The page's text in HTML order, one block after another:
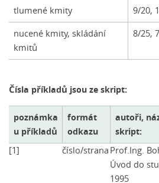
tlumené kmity 9/20,
nucené kmity, skládání
kmitů
8/25,
Čísla příkladů jsou ze skript:
poznámka
u příkladů
formát
odkazu
autoři,
skript:
[1] číslo/strana Prof.Ing.
Úvod do
1995